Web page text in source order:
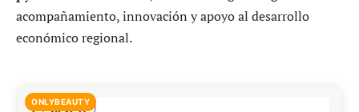
acompañamiento, innovación y apoyo al desarrollo
económico regional.
ONLYBEAUTY